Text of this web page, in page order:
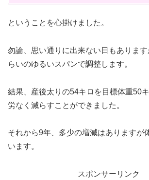
ということを心掛けました。
勿論、思い通りに出来ない日もあります
らいのゆるいスパンで調整します。
結果、産後太りの54キロを目標体重50
労なく減らすことができました。
それから9年、多少の増減はありますが
います。
スポンサーリンク